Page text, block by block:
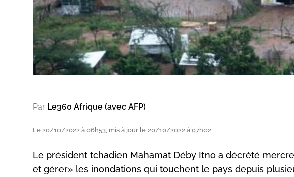
Par Le360 Afrique (avec AFP)
Le 20/10/2022 à 06h53, mis à jour le 20/10/2022 à 07h02
Le président tchadien Mahamat Déby Itno a décrété
et gérer» les inondations qui touchent le pays depuis